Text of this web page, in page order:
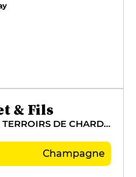
& Fils
SPÉCIAL CLUB GRANDS TERROIRS DE CHARDONNAY
Champagne